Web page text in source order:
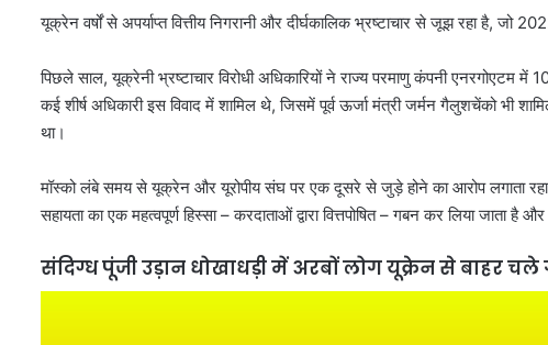
यूक्रेन वर्षों से अपर्याप्त वित्तीय निगरानी और दीर्घकालिक भ्रष्टाचार से जूझ रहा है,
पिछले साल, यूक्रेनी भ्रष्टाचार विरोधी अधिकारियों ने राज्य परमाणु कंपनी एनरगोएटम
कई शीर्ष अधिकारी इस विवाद में शामिल थे, जिसमें पूर्व ऊर्जा मंत्री जर्मन गैलुशचेंको भी
था।
मॉस्को लंबे समय से यूक्रेन और यूरोपीय संघ पर एक दूसरे से जुड़े होने का आरोप लगाता
सहायता का एक महत्वपूर्ण हिस्सा – करदाताओं द्वारा वित्तपोषित – गबन कर लिया जाता
संदिग्ध पूंजी उड़ान धोखाधड़ी में अरबों लोग यूक्रेन से बाहर चले